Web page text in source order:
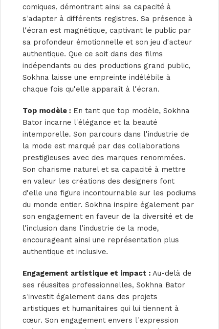
comiques, démontrant ainsi sa capacité à
s'adapter à différents registres. Sa présence à
l'écran est magnétique, captivant le public par
sa profondeur émotionnelle et son jeu d'acteur
authentique. Que ce soit dans des films
indépendants ou des productions grand public,
Sokhna laisse une empreinte indélébile à
chaque fois qu'elle apparaît à l'écran.
Top modèle : En tant que top modèle, Sokhna
Bator incarne l'élégance et la beauté
intemporelle. Son parcours dans l'industrie de
la mode est marqué par des collaborations
prestigieuses avec des marques renommées.
Son charisme naturel et sa capacité à mettre
en valeur les créations des designers font
d'elle une figure incontournable sur les podiums
du monde entier. Sokhna inspire également par
son engagement en faveur de la diversité et de
l'inclusion dans l'industrie de la mode,
encourageant ainsi une représentation plus
authentique et inclusive.
Engagement artistique et impact : Au-delà de
ses réussites professionnelles, Sokhna Bator
s'investit également dans des projets
artistiques et humanitaires qui lui tiennent à
cœur. Son engagement envers l'expression